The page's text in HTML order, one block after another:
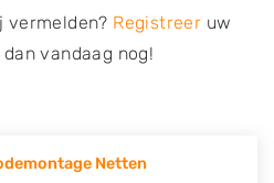
vermelden? Registreer uw
vandaag nog!
Netten